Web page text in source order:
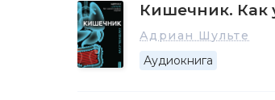
Кишечник. Как
Адриан Шульте
Аудиокнига